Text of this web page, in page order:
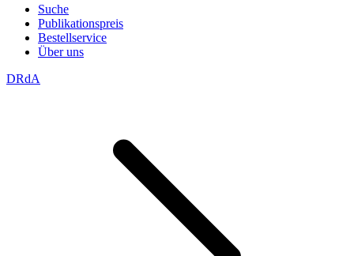
Suche
Publikationspreis
Bestellservice
Über uns
DRdA